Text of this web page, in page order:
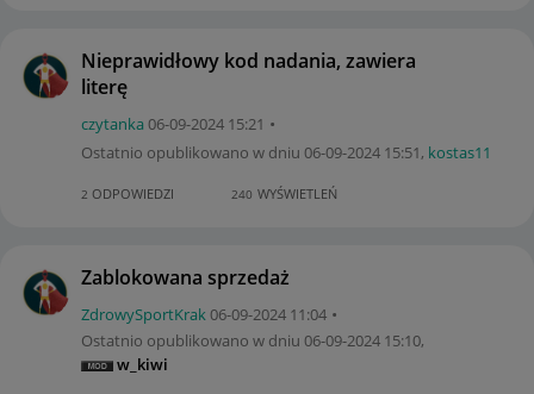
Nieprawidłowy kod nadania, zawiera
literę
czytanka ‎06-09-2024 15:21
Ostatnio opublikowano w dniu ‎06-09-2024 15:51, kostas11
2 ODPOWIEDZI 240 WYŚWIETLEŃ
Zablokowana sprzedaż
ZdrowySportKrak‎06-09-2024 11:04
Ostatnio opublikowano w dniu ‎06-09-2024 15:10,
w_kiwi